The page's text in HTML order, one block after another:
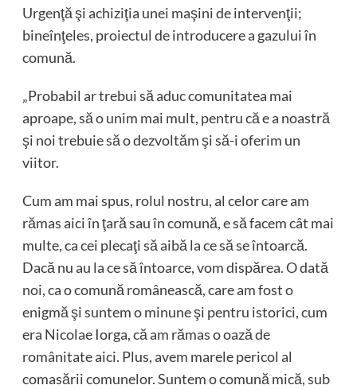
Urgenţă şi achiziţia unei maşini de intervenţii;
bineînţeles, proiectul de introducere a gazului în
comună.
„Probabil ar trebui să aduc comunitatea mai
aproape, să o unim mai mult, pentru că e a noastră
şi noi trebuie să o dezvoltăm şi să-i oferim un
viitor.
Cum am mai spus, rolul nostru, al celor care am
rămas aici în ţară sau în comună, e să facem cât mai
multe, ca cei plecaţi să aibă la ce să se întoarcă.
Dacă nu au la ce să întoarce, vom dispărea. O dată
noi, ca o comună românească, care am fost o
enigmă şi suntem o minune şi pentru istorici, cum
era Nicolae Iorga, că am rămas o oază de
românitate aici. Plus, avem marele pericol al
comasării comunelor. Suntem o comună mică, sub